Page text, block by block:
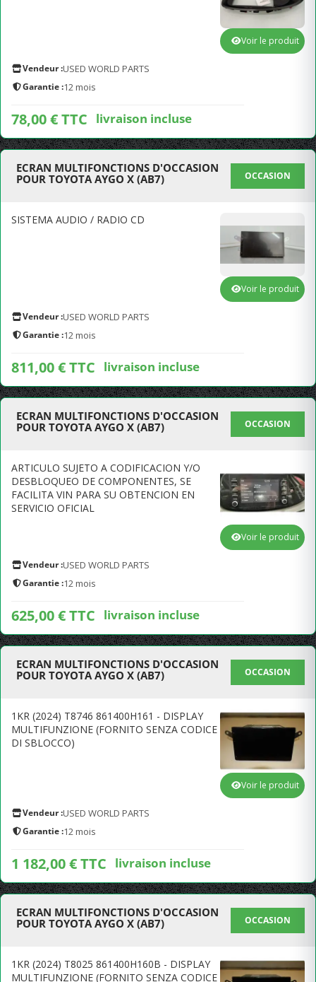
Vendeur :USED WORLD PARTS
Garantie :12 mois
78,00 € TTC livraison incluse
Voir le produit
ECRAN MULTIFONCTIONS D'OCCASION
POUR TOYOTA AYGO X (AB7)
OCCASION
SISTEMA AUDIO / RADIO CD
Vendeur :USED WORLD PARTS
Garantie :12 mois
811,00 € TTC livraison incluse
Voir le produit
ECRAN MULTIFONCTIONS D'OCCASION
POUR TOYOTA AYGO X (AB7)
OCCASION
ARTICULO SUJETO A CODIFICACION Y/O
DESBLOQUEO DE COMPONENTES, SE
FACILITA VIN PARA SU OBTENCION EN
SERVICIO OFICIAL
Vendeur :USED WORLD PARTS
Garantie :12 mois
625,00 € TTC livraison incluse
Voir le produit
ECRAN MULTIFONCTIONS D'OCCASION
POUR TOYOTA AYGO X (AB7)
OCCASION
1KR (2024) T8746 861400H161 - DISPLAY
MULTIFUNZIONE (FORNITO SENZA CODICE
DI SBLOCCO)
Vendeur :USED WORLD PARTS
Garantie :12 mois
1 182,00 € TTC livraison incluse
Voir le produit
ECRAN MULTIFONCTIONS D'OCCASION
POUR TOYOTA AYGO X (AB7)
OCCASION
1KR (2024) T8025 861400H160B - DISPLAY
MULTIFUNZIONE (FORNITO SENZA CODICE